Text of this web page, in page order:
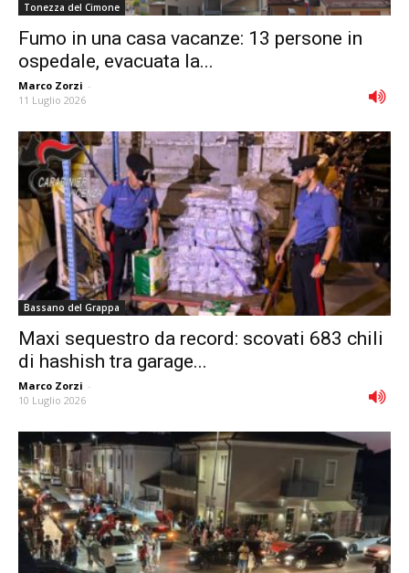
Tonezza del Cimone
Fumo in una casa vacanze: 13 persone in
ospedale, evacuata la...
Marco Zorzi -
11 Luglio 2026
Bassano del Grappa
Maxi sequestro da record: scovati 683 chili
di hashish tra garage...
Marco Zorzi -
10 Luglio 2026